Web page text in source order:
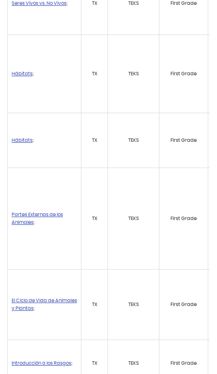
Seres Vivos vs. No Vivos; TX TEKS First Grade
Hábitats; TX TEKS First Grade
Hábitats; TX TEKS First Grade
Partes Externas de los
Animales;
TX TEKS First Grade
El Ciclo de Vida de Animales
y Plantas;
TX TEKS First Grade
Introducción a los Rasgos; TX TEKS First Grade